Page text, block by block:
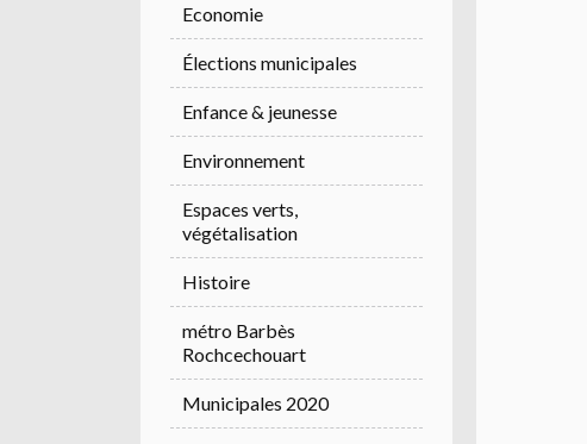
Economie
Élections municipales
Enfance & jeunesse
Environnement
Espaces verts,
végétalisation
Histoire
métro Barbès
Rochcechouart
Municipales 2020